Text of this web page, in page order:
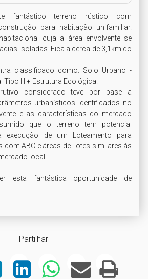
Partilhar
fantástico terreno rústico com
para habitação unifamiliar.
cuja a área envolvente se
isoladas. Fica a cerca de 3,1km do
classificado como: Solo Urbano -
Tipo III + Estrutura Ecológica.
considerado teve por base a
urbanísticos identificados no
e as características do mercado
que o terreno tem potencial
execução de um Loteamento para
ABC e áreas de Lotes similares às
local.
esta fantástica oportunidade de